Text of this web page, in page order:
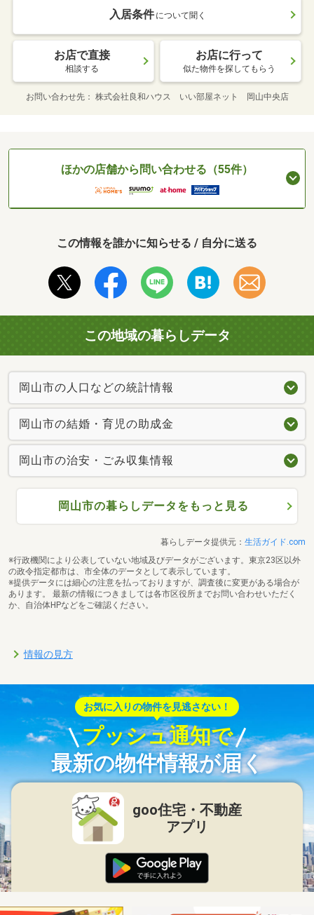
入居条件 について聞く
お店で直接
相談する
お店に行って
似た物件を探してもらう
お問い合わせ先 株式会社良和ハウス いい部屋ネット 岡山中央店
ほかの店舗から問い合わせる（55件）
この情報を誰かに知らせる / 自分に送る
この地域の暮らしデータ
岡山市の人口などの統計情報
岡山市の結婚・育児の助成金
岡山市の治安・ごみ収集情報
岡山市の暮らしデータをもっと見る
暮らしデータ提供元： 生活ガイド.com
※行政機関により公表していない地域及びデータがございます。東京23区以外
の政令指定都市は、市全体のデータとして表示しています。
※提供データには細心の注意を払っておりますが、調査後に変更がある場合が
あります。 最新の情報につきましては各市区役所までお問い合わせいただく
か、自治体HPなどをご確認ください。
情報の見方
お気に入りの物件を見逃さない！
プッシュ通知で
最新の物件情報が届く
goo住宅・不動産
アプリ